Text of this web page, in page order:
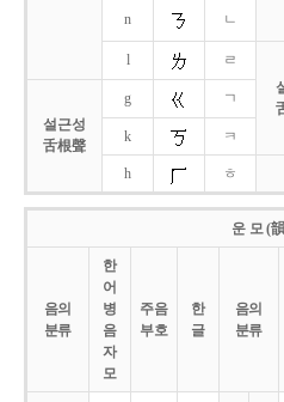
n ㄴ
l
ㄹ
설근성
舌根聲
g ㄱ
k ㅋ
h ㅎ
운 모 (
음의
분류
한
어
병
음
자
모
주음
부호
한
글
음의
분류